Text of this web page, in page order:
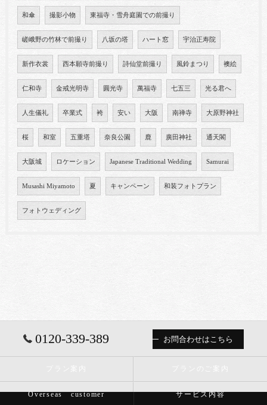
和傘 撮影小物 東福寺・雪舟庭園での前撮り
嵯峨野の竹林で前撮り 八坂の塔 ハート窓 宇治正寿院
新作衣裳 西本願寺前撮り 詩仙堂前撮り 風鈴まつり 襖絵
仁和寺 金戒光明寺 圓光寺 萬福寺 七五三 光る君へ
人生儀礼 卒業式 袴 安い 大阪 南禅寺 大原野神社
桜 和室 五重塔 奈良公園 鹿 廣田神社 通天閣
大阪城 ロケーション Japanese Traditional Wedding Samurai
Musashi Miyamoto 夏 キャンペーン 和装フォトプラン
フォトウェディング
0120-339-389 お問合わせはこちら
Overseas customer サービス内容